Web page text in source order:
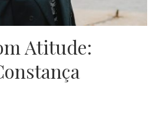
Atitude: